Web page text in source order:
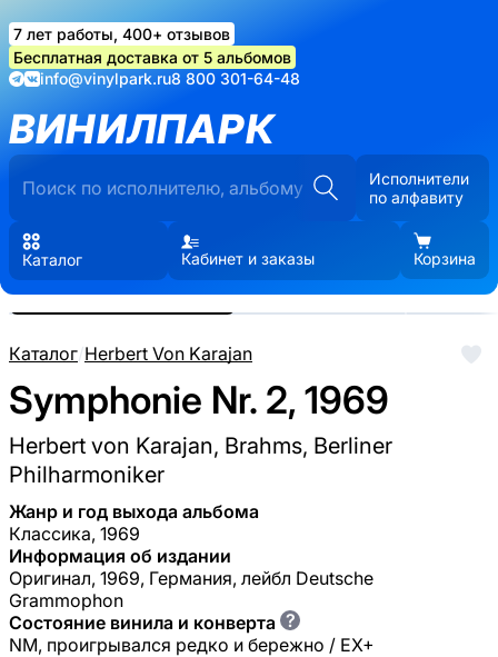
7 лет работы, 400+ отзывов
Бесплатная доставка от 5 альбомов
info@vinylpark.ru8 800 301-64-48
ВИНИЛПАРК
Исполнители
по алфавиту
Каталог Кабинет и заказы Корзина
Каталог/Herbert Von Karajan
Symphonie Nr. 2, 1969
Herbert von Karajan, Brahms, Berliner
Philharmoniker
Жанр и год выхода альбома
Классика, 1969
Информация об издании
Оригинал, 1969, Германия, лейбл Deutsche
Grammophon
Состояние винила и конверта ?
NM, проигрывался редко и бережно / EX+
Реальные фото пластинки.
Нажмите, чтобы увеличить